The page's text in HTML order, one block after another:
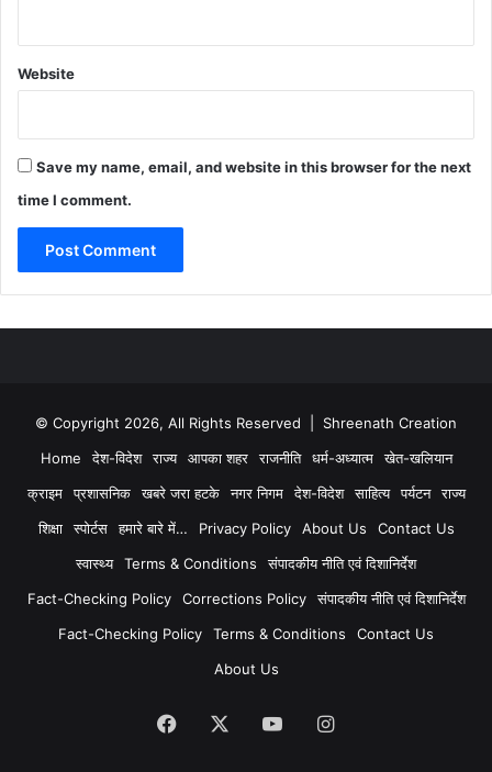
Website
Save my name, email, and website in this browser for the next
time I comment.
© Copyright 2026, All Rights Reserved | Shreenath Creation
Home
देश-विदेश राज्य आपका शहर राजनीति धर्म-अध्यात्म
खेत-खलियान
क्राइम
प्रशासनिक खबरे जरा हटके नगर निगम देश-विदेश साहित्य पर्यटन
राज्य
शिक्षा
स्पोर्टस हमारे बारे में… Privacy Policy About Us
Contact Us
स्वास्थ्य
Terms & Conditions
संपादकीय नीति एवं दिशानिर्देश
Fact-Checking Policy
Corrections Policy
संपादकीय नीति एवं दिशानिर्देश
Fact-Checking Policy
Terms & Conditions
Contact Us
About Us
Facebook YouTubeInstagram